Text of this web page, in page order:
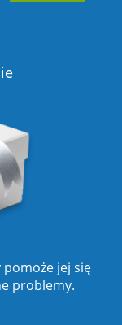
jej się
problemy.